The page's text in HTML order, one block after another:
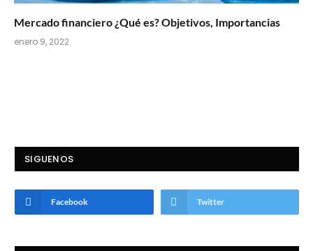
Mercado financiero ¿Qué es? Objetivos, Importancias
enero 9, 2022
SIGUENOS
Facebook Twitter